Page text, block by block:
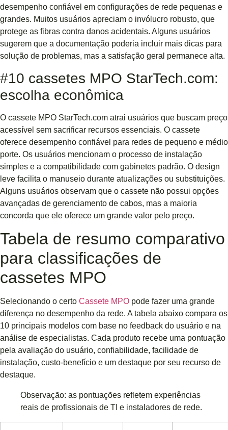
desempenho confiável em configurações de rede pequenas e
grandes. Muitos usuários apreciam o invólucro robusto, que
protege as fibras contra danos acidentais. Alguns usuários
sugerem que a documentação poderia incluir mais dicas para
solução de problemas, mas a satisfação geral permanece alta.
#10 cassetes MPO StarTech.com:
escolha econômica
O cassete MPO StarTech.com atrai usuários que buscam preço
acessível sem sacrificar recursos essenciais. O cassete
oferece desempenho confiável para redes de pequeno e médio
porte. Os usuários mencionam o processo de instalação
simples e a compatibilidade com gabinetes padrão. O design
leve facilita o manuseio durante atualizações ou substituições.
Alguns usuários observam que o cassete não possui opções
avançadas de gerenciamento de cabos, mas a maioria
concorda que ele oferece um grande valor pelo preço.
Tabela de resumo comparativo
para classificações de
cassetes MPO
Selecionando o certo Cassete MPO pode fazer uma grande
diferença no desempenho da rede. A tabela abaixo compara os
10 principais modelos com base no feedback do usuário e na
análise de especialistas. Cada produto recebe uma pontuação
pela avaliação do usuário, confiabilidade, facilidade de
instalação, custo-benefício e um destaque por seu recurso de
destaque.
Observação: as pontuações refletem experiências
reais de profissionais de TI e instaladores de rede.